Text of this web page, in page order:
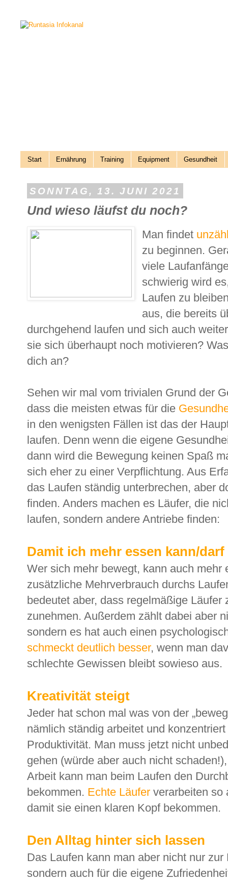
Start Ernährung Training Equipment Gesundheit
SONNTAG, 13. JUNI 2021
Und wieso läufst du noch?
Man findet
zu beginnen.
viele
schwierig wird
Laufen zu
aus, die bereits
durchgehend laufen und sich auch
sie sich überhaupt noch motivieren?
dich an?
Sehen wir mal vom trivialen Grund der
dass die meisten etwas für die
in den wenigsten Fällen ist das der
laufen. Denn wenn die eigene
dann wird die Bewegung keinen Spaß
sich eher zu einer Verpflichtung. Aus
das Laufen ständig unterbrechen, aber
finden. Anders machen es Läufer, die
laufen, sondern andere Antriebe finden:
Damit ich mehr essen kann/darf
Wer sich mehr bewegt, kann auch mehr
zusätzliche Mehrverbrauch durchs
bedeutet aber, dass regelmäßige Läufer
zunehmen. Außerdem zählt dabei aber
sondern es hat auch einen
schmeckt deutlich besser, wenn man
schlechte Gewissen bleibt sowieso aus.
Kreativität steigt
Jeder hat schon mal was von der
nämlich ständig arbeitet und
Produktivität. Man muss jetzt nicht
gehen (würde aber auch nicht
Arbeit kann man beim Laufen den
bekommen. Echte Läufer verarbeiten so
damit sie einen klaren Kopf bekommen.
Den Alltag hinter sich lassen
Das Laufen kann man aber nicht nur
sondern auch für die eigene